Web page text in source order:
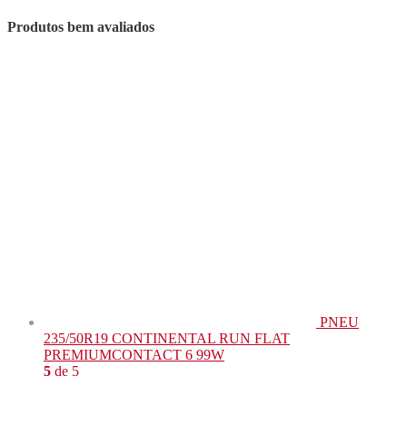
Produtos bem avaliados
PNEU
235/50R19 CONTINENTAL RUN FLAT
PREMIUMCONTACT 6 99W
5 de 5